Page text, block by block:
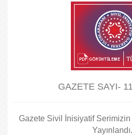
GAZETE SAYI-
Gazete Sivil İnisiyatif Serimizin